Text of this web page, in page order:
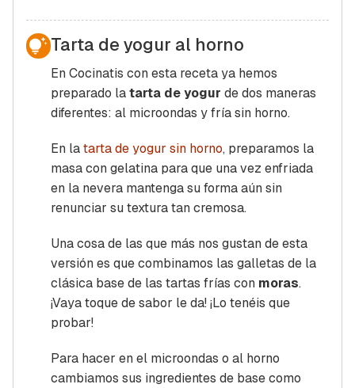
Tarta de yogur al horno
En Cocinatis con esta receta ya hemos
preparado latarta de yogur de dos maneras
diferentes: al microondas y fría sin horno.
En latarta de yogur sin horno, preparamos la
masa con gelatina para que una vez enfriada
en la nevera mantenga su forma aún sin
renunciar su textura tan cremosa.
Una cosa de las que más nos gustan de esta
versión es que combinamos las galletas de la
clásica base de las tartas frías con moras.
¡Vaya toque de sabor le da! ¡Lo tenéis que
probar!
Para hacer en el microondas o al horno
cambiamos sus ingredientes de base como